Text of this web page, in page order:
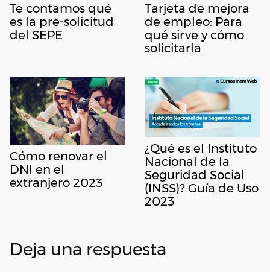
Te contamos qué
es la pre-solicitud
del SEPE
Tarjeta de mejora
de empleo: Para
qué sirve y cómo
solicitarla
Cómo renovar el
DNI en el
extranjero 2023
¿Qué es el Instituto
Nacional de la
Seguridad Social
(INSS)? Guía de Uso
2023
Deja una respuesta